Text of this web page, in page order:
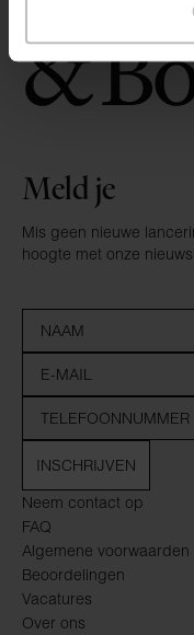
Neem contact op
FAQ
Algemene voorwaarden
Beoordelingen
Vacatures
Over ons
Meld je
Mis geen nieuwe
hoogte met onze
INSCHRIJVEN